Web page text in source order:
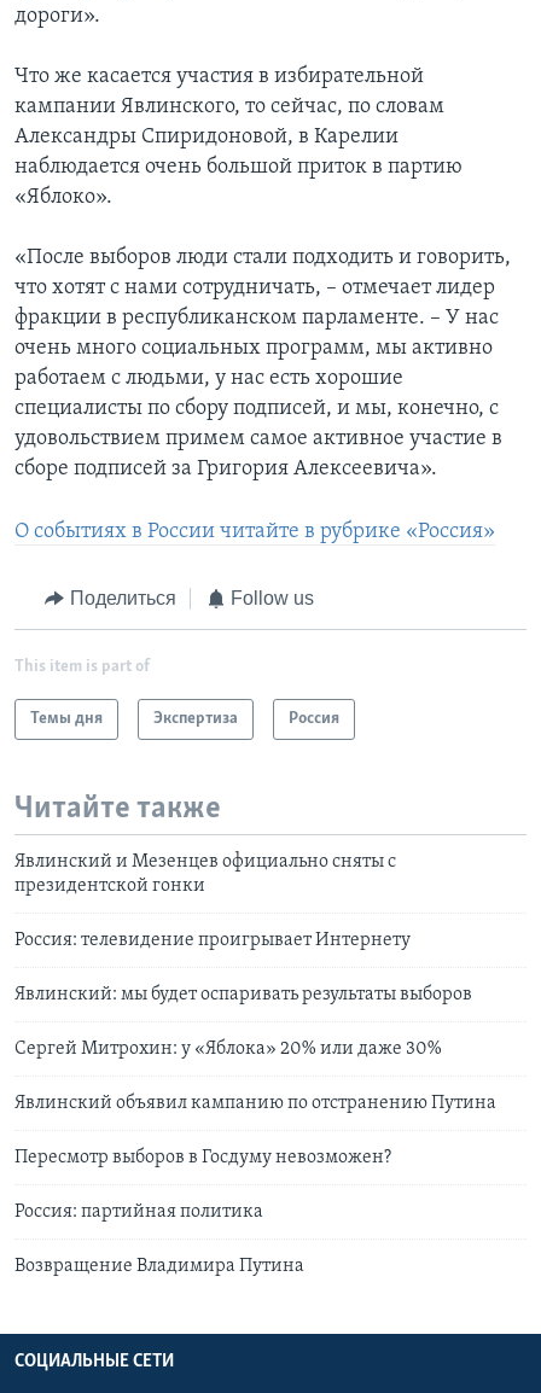
дороги».
Что же касается участия в избирательной
кампании Явлинского, то сейчас, по словам
Александры Спиридоновой, в Карелии
наблюдается очень большой приток в партию
«Яблоко».
«После выборов люди стали подходить и говорить,
что хотят с нами сотрудничать, – отмечает лидер
фракции в республиканском парламенте. – У нас
очень много социальных программ, мы активно
работаем с людьми, у нас есть хорошие
специалисты по сбору подписей, и мы, конечно, с
удовольствием примем самое активное участие в
сборе подписей за Григория Алексеевича».
О событиях в России читайте в рубрике «Россия»
Поделиться Follow us
This item is part of
Темы дня Экспертиза Россия
Читайте также
Явлинский и Мезенцев официально сняты с
президентской гонки
Россия: телевидение проигрывает Интернету
Явлинский: мы будет оспаривать результаты выборов
Сергей Митрохин: у «Яблока» 20% или даже 30%
Явлинский объявил кампанию по отстранению Путина
Пересмотр выборов в Госдуму невозможен?
Россия: партийная политика
Возвращение Владимира Путина
СОЦИАЛЬНЫЕ СЕТИ